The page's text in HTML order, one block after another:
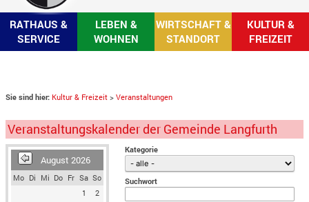
RATHAUS &
SERVICE
LEBEN &
WOHNEN
WIRTSCHAFT &
STANDORT
KULTUR &
FREIZEIT
Sie sind hier: Kultur & Freizeit >Veranstaltungen
Veranstaltungskalender der Gemeinde Langfurth
August 2026
Mo Di Mi Do Fr Sa So
1
2
Kategorie
Suchwort